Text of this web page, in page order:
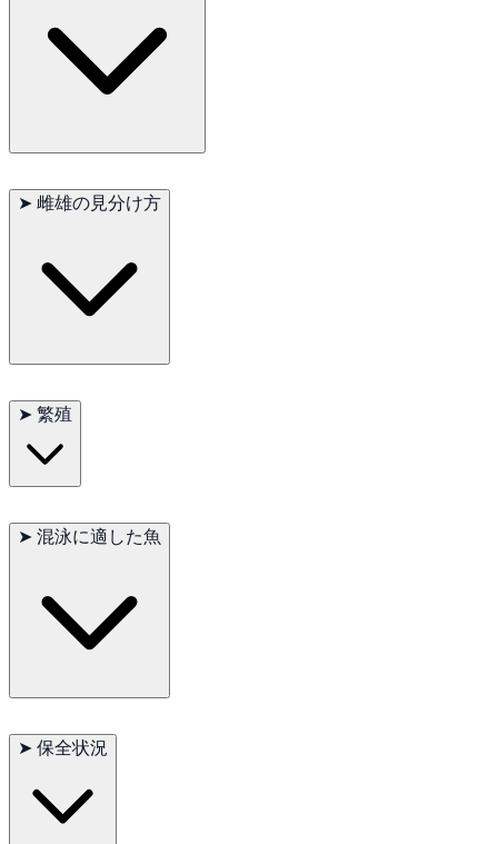
過・定期的な水換えが必要です。金魚は排泄量が多く、水質が
和金（シングルテール）
琉金や出目金（ダブルテール）
➤ 雌雄の見分け方
がふっくらします。
➤ 繁殖
卵で多数の卵を産みます。親魚は卵を食べてしまうため、隔離
➤ 混泳に適した魚
ドジョウの一部
➤ 保全状況